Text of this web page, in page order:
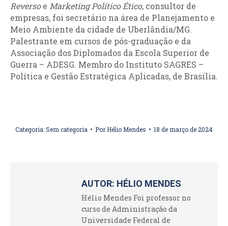
Reversoe Marketing Político Ético, consultor de
empresas, foi secretário na área de Planejamento e
Meio Ambiente da cidade de Uberlândia/MG.
Palestrante em cursos de pós-graduação e da
Associação dos Diplomados da Escola Superior de
Guerra – ADESG. Membro do Instituto SAGRES –
Política e Gestão Estratégica Aplicadas, de Brasília.
Categoria:Sem categoria PorHélio Mendes 18 de março de 2024
AUTOR: HÉLIO MENDES
Hélio Mendes Foi professor no
curso de Administração da
Universidade Federal de